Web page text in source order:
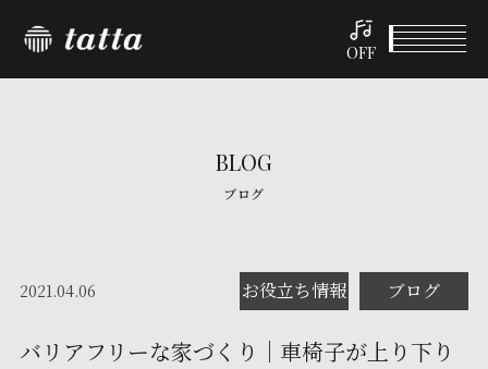
OFF
BLOG
ブログ
2021.04.06 お役立ち情報 ブログ
バリアフリーな家づくり｜車椅子が上り下り